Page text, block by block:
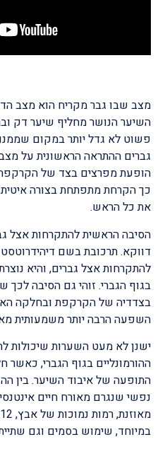
מצב שבו גבר מקריח הוא מצב
השיער הנושר מחליף שיער דק
פשוט לא גדל יותר במקום
גברים ההתראה הראשונית על
הופעת מפרצים בצד של
כך הקרחת מתפתחת בצורה
את כל הראש.
הסיבה הראשית להתקרחות אצל
דווקא. תרכובת בשם
להתקרחות אצל גברים, והיא
בגוף הגברי. זוהי גם הסיבה
בצדדיה של הקרקפת ובחלקה
השפעה הרבה יותר משמעותית
ישנן לא מעט השערות שיכולות
ההורמונליים בגוף הגברי,
התופעה של איבוד השיער. בין
נפשי שנגרם מאורח חיים
במיוחד, שימוש בסמים וגם